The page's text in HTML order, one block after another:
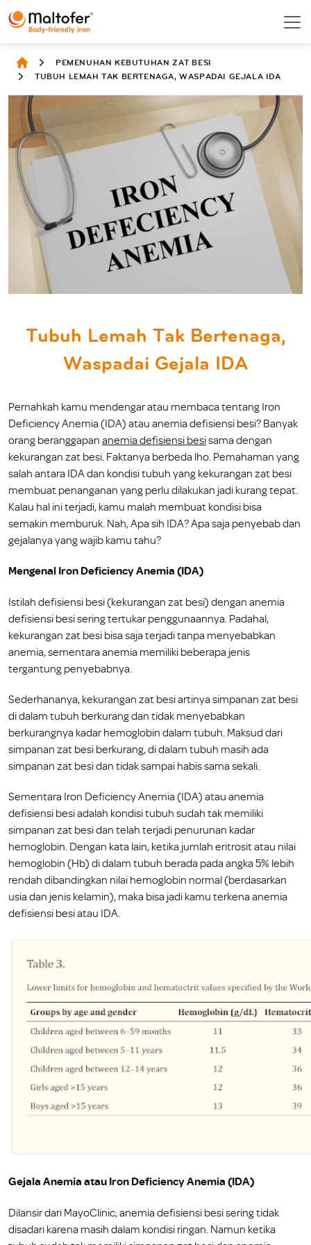
PEMENUHAN KEBUTUHAN ZAT BESI
TUBUH LEMAH TAK BERTENAGA, WASPADAI GEJALA IDA
Tubuh Lemah Tak Bertenaga,
Waspadai Gejala IDA
Pernahkah kamu mendengar atau membaca tentang Iron
Deficiency Anemia (IDA) atau anemia defisiensi besi? Banyak
orang beranggapan anemia defisiensi besisama dengan
kekurangan zat besi. Faktanya berbeda lho. Pemahaman yang
salah antara IDA dan kondisi tubuh yang kekurangan zat besi
membuat penanganan yang perlu dilakukan jadi kurang tepat.
Kalau hal ini terjadi, kamu malah membuat kondisi bisa
semakin memburuk. Nah, Apa sih IDA? Apa saja penyebab dan
gejalanya yang wajib kamu tahu?
Mengenal Iron Deficiency Anemia (IDA)
Istilah defisiensi besi (kekurangan zat besi) dengan anemia
defisiensi besi sering tertukar penggunaannya. Padahal,
kekurangan zat besi bisa saja terjadi tanpa menyebabkan
anemia, sementara anemia memiliki beberapa jenis
tergantung penyebabnya.
Sederhananya, kekurangan zat besi artinya simpanan zat besi
di dalam tubuh berkurang dan tidak menyebabkan
berkurangnya kadar hemoglobin dalam tubuh. Maksud dari
simpanan zat besi berkurang, di dalam tubuh masih ada
simpanan zat besi dan tidak sampai habis sama sekali.
Sementara Iron Deficiency Anemia (IDA) atau anemia
defisiensi besi adalah kondisi tubuh sudah tak memiliki
simpanan zat besi dan telah terjadi penurunan kadar
hemoglobin. Dengan kata lain, ketika jumlah eritrosit atau nilai
hemoglobin (Hb) di dalam tubuh berada pada angka 5% lebih
rendah dibandingkan nilai hemoglobin normal (berdasarkan
usia dan jenis kelamin), maka bisa jadi kamu terkena anemia
defisiensi besi atau IDA.
Gejala Anemia atau Iron Deficiency Anemia (IDA)
Dilansir dari MayoClinic, anemia defisiensi besi sering tidak
disadari karena masih dalam kondisi ringan. Namun ketika